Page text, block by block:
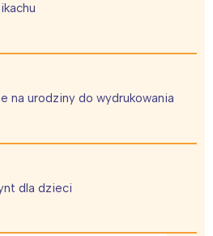
na urodziny do wydrukowania
dla dzieci